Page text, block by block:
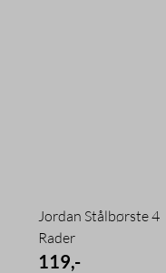
Jordan Stålbørste 4
Rader
119,-